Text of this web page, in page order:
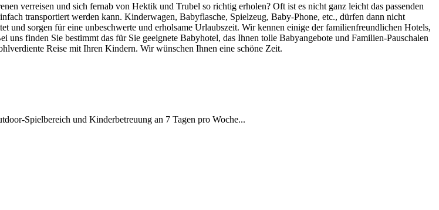
verreisen und sich fernab von Hektik und Trubel so richtig erholen? Oft ist es nicht ganz leicht das passenden
transportiert werden kann. Kinderwagen, Babyflasche, Spielzeug, Baby-Phone, etc., dürfen dann nicht
und sorgen für eine unbeschwerte und erholsame Urlaubszeit. Wir kennen einige der familienfreundlichen Hotels,
finden Sie bestimmt das für Sie geeignete Babyhotel, das Ihnen tolle Babyangebote und Familien-Pauschalen
Reise mit Ihren Kindern. Wir wünschen Ihnen eine schöne Zeit.
Spielbereich und Kinderbetreuung an 7 Tagen pro Woche...